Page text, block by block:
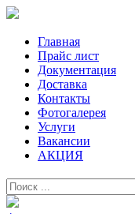
Главная
Прайс лист
Документация
Доставка
Контакты
Фотогалерея
Услуги
Вакансии
АКЦИЯ